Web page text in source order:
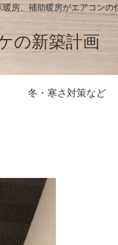
房、補助暖房がエアコン
の新築計画
冬・寒さ対策など